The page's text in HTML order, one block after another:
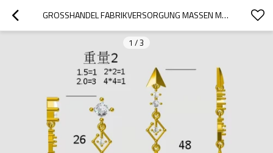
GROSSHANDEL FABRIKVERSORGUNG MASSEN MASSGESCHNEIDERTE ODM & OEM MODESCHMUCK ANHÄNGER HALSKETTEN KETTEN ARMBÄNDER | AAA ZIRKONIA ZIRKON 18 KARAT VERGOLDET 18 KARAT SCHMUCK FÜR FRAUEN MÄNNER KINDER
1 /3